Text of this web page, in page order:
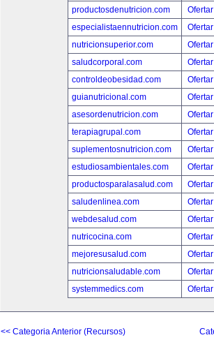
productosdenutricion.com
especialistaennutricion.com
nutricionsuperior.com
saludcorporal.com
controldeobesidad.com
guianutricional.com
asesordenutricion.com
terapiagrupal.com
suplementosnutricion.com
estudiosambientales.com
productosparalasalud.com
saludenlinea.com
webdesalud.com
nutricocina.com
mejoresusalud.com
nutricionsaludable.com
systemmedics.com
<< Categoria Anterior (Recursos)